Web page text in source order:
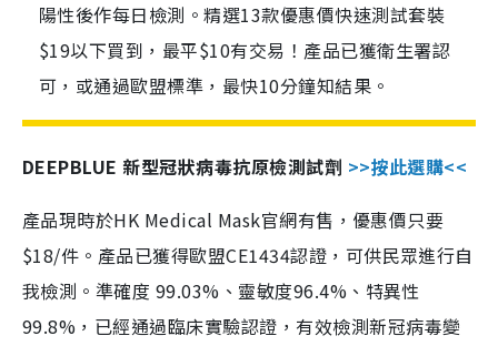
陽性後作每日檢測。精選13款優惠價快速測試套裝
$19以下買到，最平$10有交易！產品已獲衛生署認
可，或通過歐盟標準，最快10分鐘知結果。
DEEPBLUE 新型冠狀病毒抗原檢測試劑 >>按此選購<<
產品現時於HK Medical Mask官網有售，優惠價只要
$18/件。產品已獲得歐盟CE1434認證，可供民眾進行自
我檢測。準確度 99.03%、靈敏度96.4%、特異性
99.8%，已經通過臨床實驗認證，有效檢測新冠病毒變